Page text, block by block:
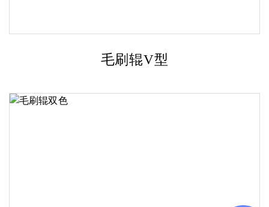
毛刷辊V型